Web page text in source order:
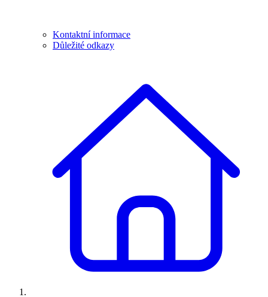
Kontaktní informace
Důležité odkazy